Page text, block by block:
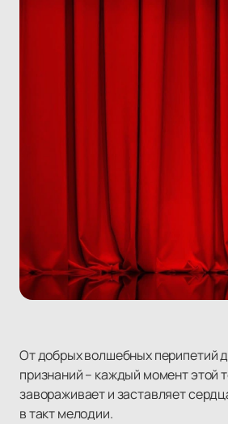
От добрых волшебных перипетий
признаний – каждый момент этой
завораживает и заставляет
в такт мелодии.